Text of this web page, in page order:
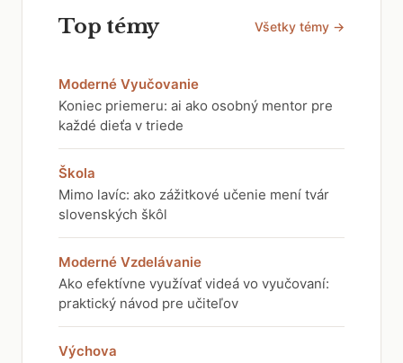
Top témy Všetky témy →
Moderné Vyučovanie
Koniec priemeru: ai ako osobný mentor pre
každé dieťa v triede
Škola
Mimo lavíc: ako zážitkové učenie mení tvár
slovenských škôl
Moderné Vzdelávanie
Ako efektívne využívať videá vo vyučovaní:
praktický návod pre učiteľov
Výchova